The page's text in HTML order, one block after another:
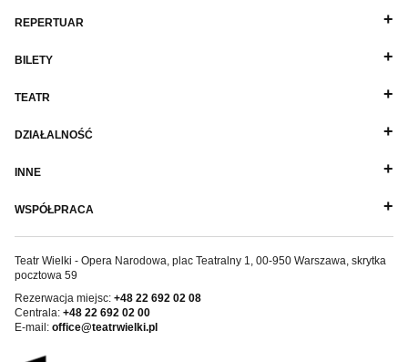
REPERTUAR
BILETY
TEATR
DZIAŁALNOŚĆ
INNE
WSPÓŁPRACA
Teatr Wielki - Opera Narodowa, plac Teatralny 1, 00-950 Warszawa, skrytka
pocztowa 59
Rezerwacja miejsc: +48 22 692 02 08
Centrala: +48 22 692 02 00
E-mail: office@teatrwielki.pl